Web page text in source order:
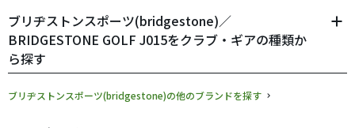
ブリヂストンスポーツ(bridgestone)／
BRIDGESTONE GOLF J015をクラブ・ギアの種類か
ら探す
ブリヂストンスポーツ(bridgestone)の他のブランドを探す